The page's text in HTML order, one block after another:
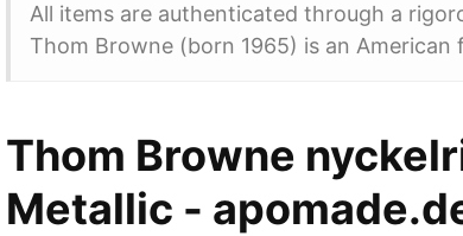
All items are authenticated through a
Thom Browne (born 1965) is an American
Thom Browne
Metallic -